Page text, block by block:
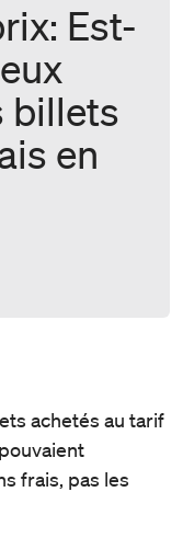
Est-
billets
en
achetés au tarif
frais, pas les